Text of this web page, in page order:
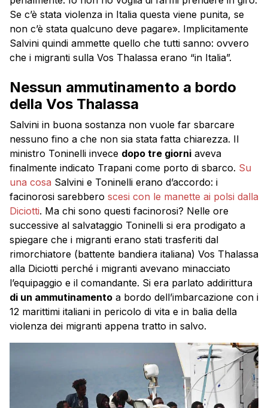
Se c’è stata violenza in Italia questa viene punita, se
non c’è stata qualcuno deve pagare». Implicitamente
Salvini quindi ammette quello che tutti sanno: ovvero
che i migranti sulla Vos Thalassa erano “in Italia”.
Nessun ammutinamento a bordo
della Vos Thalassa
Salvini in buona sostanza non vuole far sbarcare
nessuno fino a che non sia stata fatta chiarezza. Il
ministro Toninelli invece dopo tre giorni aveva
finalmente indicato Trapani come porto di sbarco. Su
una cosa Salvini e Toninelli erano d’accordo: i
facinorosi sarebbero scesi con le manette ai polsi dalla
Diciotti. Ma chi sono questi facinorosi? Nelle ore
successive al salvataggio Toninelli si era prodigato a
spiegare che i migranti erano stati trasferiti dal
rimorchiatore (battente bandiera italiana) Vos Thalassa
alla Diciotti perché i migranti avevano minacciato
l’equipaggio e il comandante. Si era parlato addirittura
di un ammutinamento a bordo dell’imbarcazione con i
12 marittimi italiani in pericolo di vita e in balia della
violenza dei migranti appena tratto in salvo.